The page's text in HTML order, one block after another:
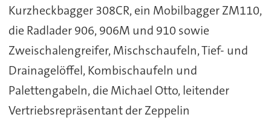
Kurzheckbagger 308CR, ein Mobilbagger ZM110,
die Radlader 906, 906M und 910 sowie
Zweischalengreifer, Mischschaufeln, Tief- und
Drainagelöffel, Kombischaufeln und
Palettengabeln, die Michael Otto, leitender
Vertriebsrepräsentant der Zeppelin